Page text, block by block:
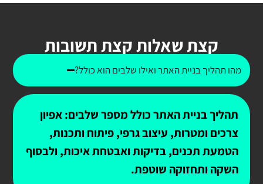
קצת שאלות קצת תשובות
מהו תהליך בניית האתר ואילו שלבים הוא כולל?
תהליך בניית האתר כולל מספר שלבים: אפיון
צרכים ומטרות, עיצוב גרפי, פיתוח ותכנות,
הטמעת תכנים, בדיקות ואבטחת איכות, ולבסוף
השקה ותחזוקה שוטפת.